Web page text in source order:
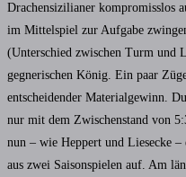
Drachensizilianer kompromisslos
im Mittelspiel zur Aufgabe
(Unterschied zwischen Turm
gegnerischen König. Ein paar
entscheidender Materialgewinn.
nur mit dem Zwischenstand von
nun – wie Heppert und Liesecke
aus zwei Saisonspielen auf. Am